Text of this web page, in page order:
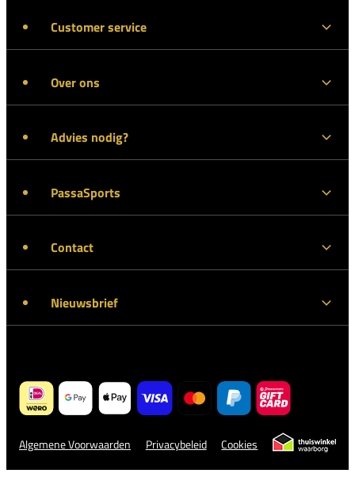
Customer service
Over ons
Advies nodig?
PassaSports
Contact
Nieuwsbrief
Algemene Voorwaarden Privacybeleid Cookies